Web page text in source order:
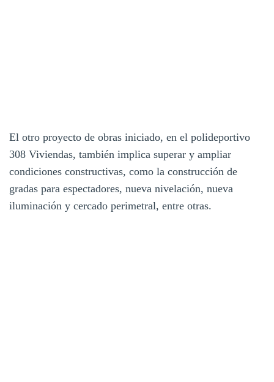
El otro proyecto de obras iniciado, en el polideportivo
308 Viviendas, también implica superar y ampliar
condiciones constructivas, como la construcción de
gradas para espectadores, nueva nivelación, nueva
iluminación y cercado perimetral, entre otras.